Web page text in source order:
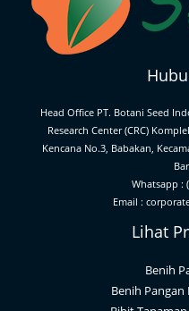
Head Office PT. Botani Seed
Research Center (CRC)
Kencana No.3, Babakan,
Whatsapp :
Email :
Lihat
Benih
Benih